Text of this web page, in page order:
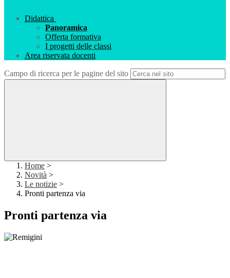
Didattica
Panoramica
Offerta formativa
I progetti delle classi
Area riservata docenti
Campo di ricerca per le pagine del sito
Home >
Novità >
Le notizie >
Pronti partenza via
Pronti partenza via